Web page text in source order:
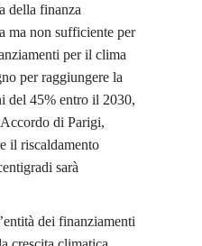
della finanza
ma non sufficiente per
per il clima
per raggiungere la
del 45% entro il 2030,
di Parigi,
il riscaldamento
sarà
dei finanziamenti